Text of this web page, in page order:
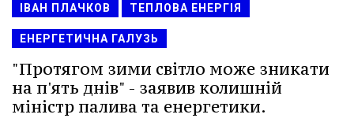
ІВАН ПЛАЧКОВ ТЕПЛОВА ЕНЕРГІЯ
ЕНЕРГЕТИЧНА ГАЛУЗЬ
"Протягом зими світло може зникати
на п'ять днів" - заявив колишній
міністр палива та енергетики.